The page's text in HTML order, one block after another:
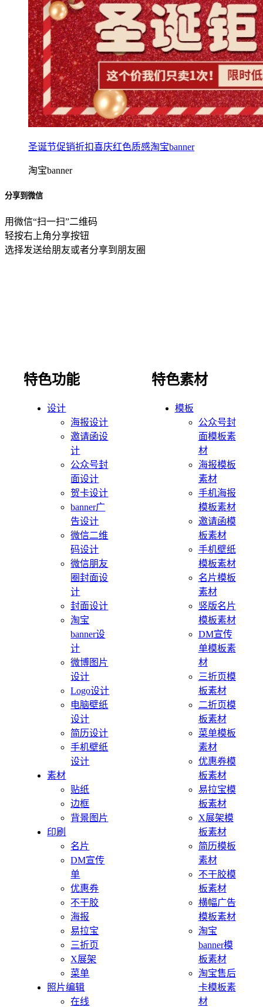
圣诞节促销折扣喜庆红色质感淘宝banner
淘宝banner
分享到微信
用微信“扫一扫”二维码
轻按右上角分享按钮
选择发送给朋友或者分享到朋友圈
特色功能
设计
海报设计
邀请函设
计
公众号封
面设计
贺卡设计
banner广
告设计
微信二维
码设计
微信朋友
圈封面设
计
封面设计
淘宝
banner设
计
微博图片
设计
Logo设计
电脑壁纸
设计
简历设计
手机壁纸
设计
素材
贴纸
边框
背景图片
印刷
名片
DM宣传
单
优惠券
不干胶
海报
易拉宝
三折页
X展架
菜单
照片编辑
在线
特色素材
模板
公众号封
面模板素
材
海报模板
素材
手机海报
模板素材
邀请函模
板素材
手机壁纸
模板素材
名片模板
素材
竖版名片
模板素材
DM宣传
单模板素
材
三折页模
板素材
二折页模
板素材
菜单模板
素材
优惠券模
板素材
易拉宝模
板素材
X展架模
板素材
简历模板
素材
不干胶模
板素材
横幅广告
模板素材
淘宝
banner模
板素材
淘宝售后
卡模板素
材